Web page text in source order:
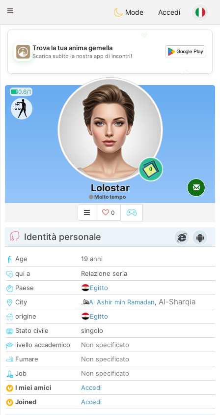
ahebik
Toggle
Mode Accedi
💖
💕
Trova la tua anima gemella
Scarica subito la nostra app di incontri!
0.6/1
0
Lolostar
Molto tempo
0
Identità personale
Age
19 anni
qui a
Relazione seria
Paese
Egitto
City
Al Ashir min Ramadan, Al-Sharqia
origine
Egitto
Stato civile
singolo
livello accademico
Non specificato
Fumare
Non specificato
Job
Non specificato
I miei amici
Accedi
Joined
Accedi